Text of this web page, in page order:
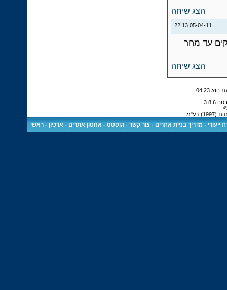
הצג שיחה
05-04-11
22:13
של עימות מקודם ביני לבינך , 300 לייקים עד מחר
הצג שיחה
04:23
בע"מ
ייעודי -מדריך בניית אתרים -צור קשר -הוסטס - אחסון אתרים - ארכיון -ראשי